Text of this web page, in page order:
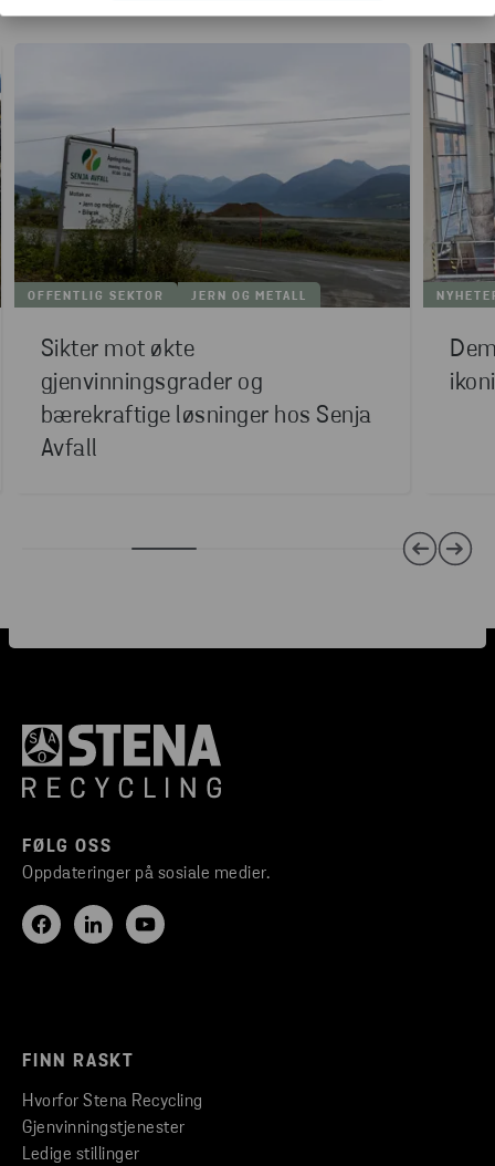
OFFENTLIG SEKTOR JERN OG METALL
Sikter mot økte
gjenvinningsgrader og
bærekraftige løsninger hos Senja
Avfall
FØLG OSS
Oppdateringer på sosiale medier.
FINN RASKT
Hvorfor Stena Recycling
Gjenvinningstjenester
Ledige stillinger